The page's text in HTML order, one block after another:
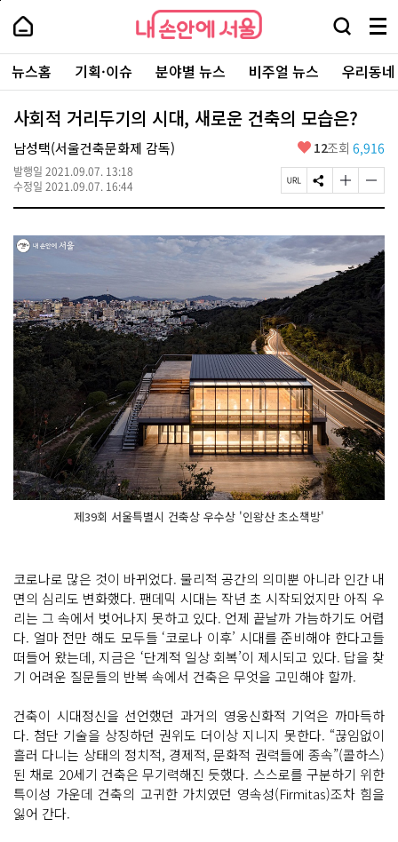
본
로
가
내
손
안
에
서
울
-
서
울
시
대
표
소
포
털
내
손
에
울
검
창
열
기
메
뉴
전
체
보
주
요
서
뉴스홈 기획·이슈 분야별 뉴스 비주얼 뉴스 우리동
사회적 거리두기의 시대, 새로운 건축의 모습은?
남성택(서울건축문화제 감독)
발행일 2021.09.07. 13:18
수정일 2021.09.07. 16:44
좋
요
12조회 6,916
페
이
U
L
복
사
S
N
공
유
하
기
글
자
기
크
게
변
경
하
기
글
자
기
작
게
변
경
하
기
제39회 서울특별시 건축상 우수상 '인왕산 초소책방'
코로나로 많은 것이 바뀌었다. 물리적 공간의 의미뿐 아니라 인간 내
면의 심리도 변화했다. 팬데믹 시대는 작년 초 시작되었지만 아직 우
리는 그 속에서 벗어나지 못하고 있다. 언제 끝날까 가늠하기도 어렵
다. 얼마 전만 해도 모두들 ‘코로나 이후’ 시대를 준비해야 한다고들
떠들어 왔는데, 지금은 ‘단계적 일상 회복’이 제시되고 있다. 답을 찾
기 어려운 질문들의 반복 속에서 건축은 무엇을 고민해야 할까.
건축이 시대정신을 선언했던 과거의 영웅신화적 기억은 까마득하
다. 첨단 기술을 상징하던 권위도 더이상 지니지 못한다. “끊임없이
흘러 다니는 상태의 정치적, 경제적, 문화적 권력들에 종속”(콜하스)
된 채로 20세기 건축은 무기력해진 듯했다. 스스로를 구분하기 위한
특이성 가운데 건축의 고귀한 가치였던 영속성(Firmitas)조차 힘을
잃어 간다.
페
상
단
로